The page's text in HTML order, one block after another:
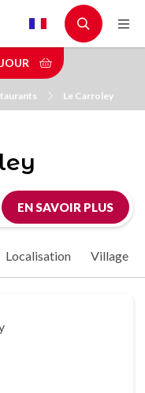
Le Carroley
EN SAVOIR PLUS
Localisation Village